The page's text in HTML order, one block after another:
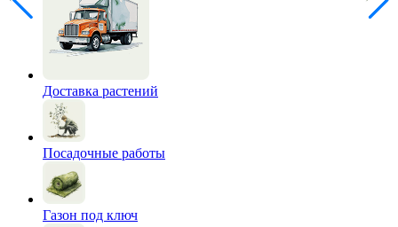
Доставка растений
Посадочные работы
Газон под ключ